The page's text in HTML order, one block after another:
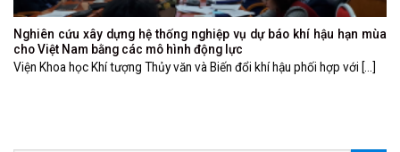
Nghiên cứu xây dựng hệ thống nghiệp vụ dự báo khí hậu hạn mùa
cho Việt Nam bằng các mô hình động lực
Viện Khoa học Khí tượng Thủy văn và Biến đổi khí hậu phối hợp với [...]